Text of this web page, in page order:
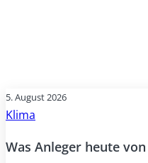
5. August 2026
Klima
Was Anleger heute